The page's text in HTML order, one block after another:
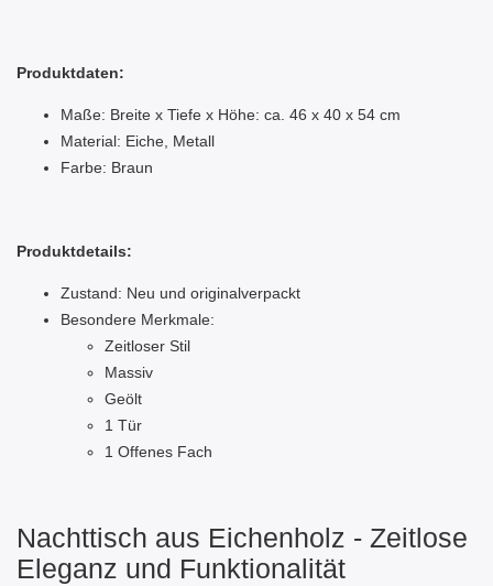
Produktdaten:
Maße: Breite x Tiefe x Höhe: ca. 46 x 40 x 54 cm
Material: Eiche, Metall
Farbe: Braun
Produktdetails:
Zustand: Neu und originalverpackt
Besondere Merkmale:
Zeitloser Stil
Massiv
Geölt
1 Tür
1 Offenes Fach
Nachttisch aus Eichenholz - Zeitlose
Eleganz und Funktionalität